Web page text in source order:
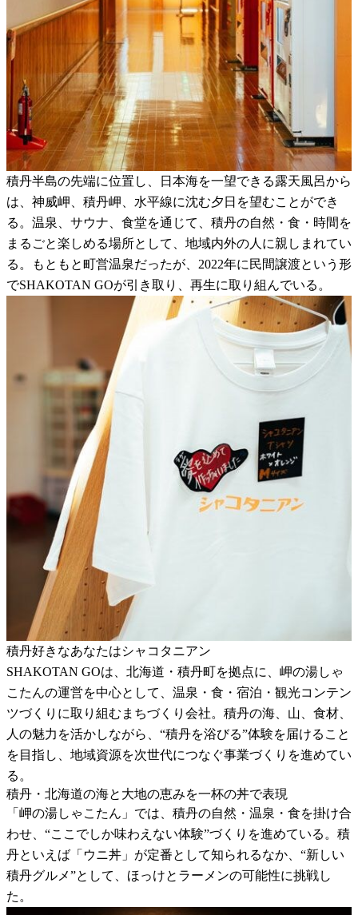
積丹半島の先端に位置し、日本海を一望できる露天風呂から
は、神威岬、積丹岬、水平線に沈む夕日を望むことができ
る。温泉、サウナ、食堂を通じて、積丹の自然・食・時間を
まるごと楽しめる場所として、地域内外の人に親しまれてい
る。もともと町営温泉だったが、2022年に民間譲渡という形
でSHAKOTAN GOが引き取り、再生に取り組んでいる。
積丹好きなあなたはシャコタニアン
SHAKOTAN GOは、北海道・積丹町を拠点に、岬の湯しゃ
こたんの運営を中心として、温泉・食・宿泊・観光コンテン
ツづくりに取り組むまちづくり会社。積丹の海、山、食材、
人の魅力を活かしながら、“積丹を浴びる”体験を届けること
を目指し、地域資源を次世代につなぐ事業づくりを進めてい
る。
積丹・北海道の海と大地の恵みを一杯の丼で表現
「岬の湯しゃこたん」では、積丹の自然・温泉・食を掛け合
わせ、“ここでしか味わえない体験”づくりを進めている。積
丹といえば「ウニ丼」が定番として知られるなか、“新しい
積丹グルメ”として、ほっけとラーメンの可能性に挑戦し
た。